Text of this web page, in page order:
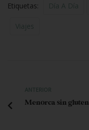
Etiquetas: Día A Día
Viajes
ANTERIOR
Menorca sin gluten